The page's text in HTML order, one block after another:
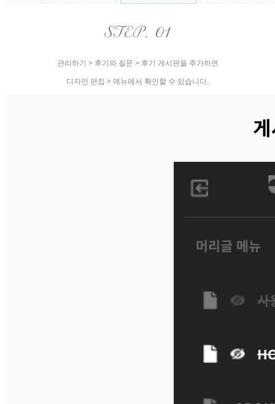
STEP. 01
관리하기 > 후기와 질문 > 후기 게시판을 추가하면
디자인 편집 > 메뉴에서 확인할 수 있습니다.